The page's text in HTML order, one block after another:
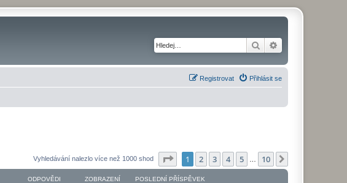
Hledat
Přihlásit se
Registrovat
Vyhledávání nalezlo více než 1000 shod Stránka z
1 2 3 4 5 10
ODPOVĚDI ZOBRAZENÍ POSLEDNÍ PŘÍSPĚVEK